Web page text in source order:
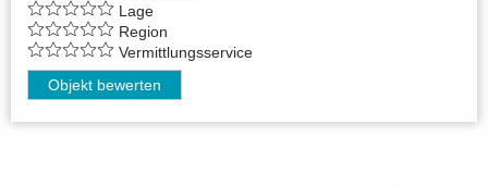
Lage
Region
Vermittlungsservice
Objekt bewerten